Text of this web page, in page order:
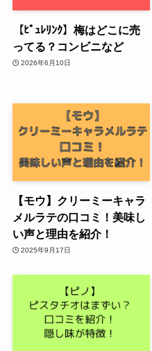
【ﾋﾟｭﾚﾘﾝｸ】梅はどこに売
ってる？コンビニなど
2026年6月10日
【モウ】クリーミーキャラ
メルラテの口コミ！美味し
い声と理由を紹介！
2025年9月17日